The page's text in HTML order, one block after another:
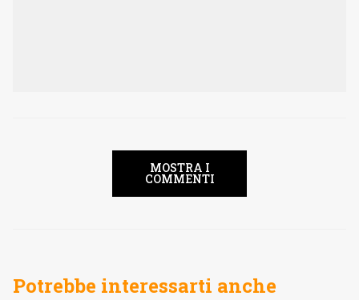
MOSTRA I
COMMENTI
Potrebbe interessarti anche